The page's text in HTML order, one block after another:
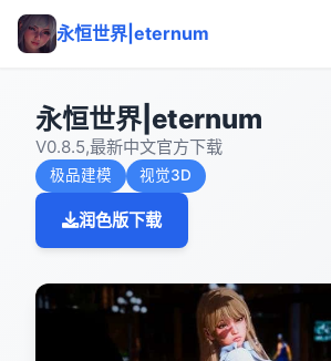
永恒世界|eternum
永恒世界|eternum
V0.8.5,最新中文官方下载
极品建模 视觉3D
润色版下载